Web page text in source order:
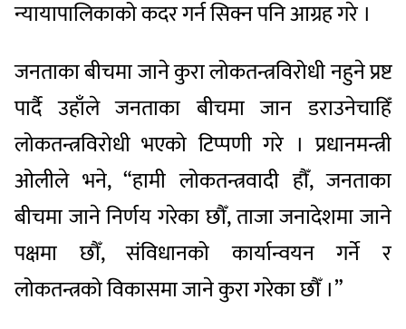
न्यायापालिकाको कदर गर्न सिक्न पनि आग्रह गरे ।
जनताका बीचमा जाने कुरा लोकतन्त्रविरोधी नहुने प्रष्ट
पार्दै उहाँले जनताका बीचमा जान डराउनेचाहिँ
लोकतन्त्रविरोधी भएको टिप्पणी गरे । प्रधानमन्त्री
ओलीले भने, “हामी लोकतन्त्रवादी हौँ, जनताका
बीचमा जाने निर्णय गरेका छौँ, ताजा जनादेशमा जाने
पक्षमा छौँ, संविधानको कार्यान्वयन गर्ने र
लोकतन्त्रको विकासमा जाने कुरा गरेका छौँ ।”